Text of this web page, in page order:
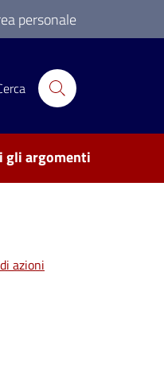
personale
gli argomenti
azioni